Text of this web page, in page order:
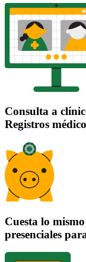
Consulta a
Registros
Cuesta lo
presenciales